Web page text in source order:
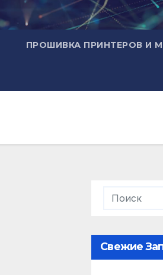
ПРОШИВКА ПРИНТЕРОВ И
Свежие